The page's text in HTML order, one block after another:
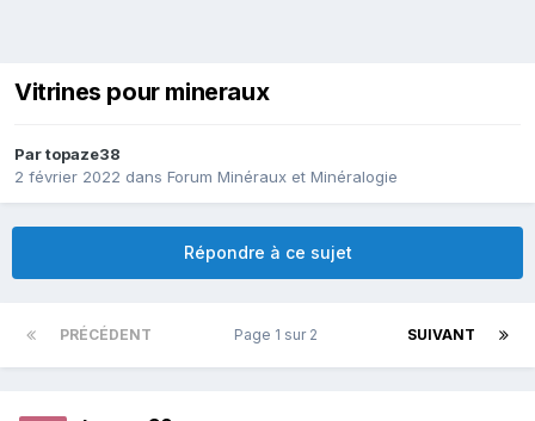
Vitrines pour mineraux
Partopaze38
2 février 2022 dans Forum Minéraux et Minéralogie
Répondre à ce sujet
PRÉCÉDENT SUIVANT
Page 1 sur 2